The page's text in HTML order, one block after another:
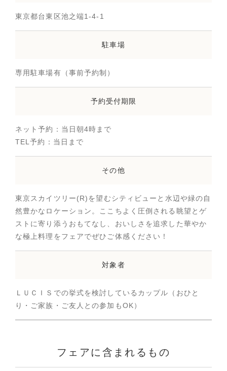
東京都台東区池之端1-4-1
駐車場
専用駐車場有（事前予約制）
予約受付期限
ネット予約：当日朝4時まで
TEL予約：当日まで
その他
東京スカイツリー(R)を望むシティビューと水辺や緑の自
然豊かなロケーション。ここちよく圧倒される眺望とゲ
ストに寄り添うおもてなし、おいしさを追求した華やか
な極上料理をフェアでぜひご体感ください！
対象者
ＬＵＣＩＳでの挙式を検討しているカップル（おひと
り・ご家族・ご友人との参加もOK）
フェアに含まれるもの